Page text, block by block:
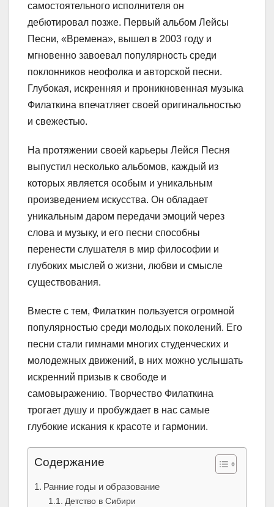
самостоятельного исполнителя он
дебютировал позже. Первый альбом Лейсы
Песни, «Времена», вышел в 2003 году и
мгновенно завоевал популярность среди
поклонников неофолка и авторской песни.
Глубокая, искренняя и проникновенная музыка
Филаткина впечатляет своей оригинальностью
и свежестью.
На протяжении своей карьеры Лейся Песня
выпустил несколько альбомов, каждый из
которых является особым и уникальным
произведением искусства. Он обладает
уникальным даром передачи эмоций через
слова и музыку, и его песни способны
перенести слушателя в мир философии и
глубоких мыслей о жизни, любви и смысле
существования.
Вместе с тем, Филаткин пользуется огромной
популярностью среди молодых поколений. Его
песни стали гимнами многих студенческих и
молодежных движений, в них можно услышать
искренний призыв к свободе и
самовыражению. Творчество Филаткина
трогает душу и пробуждает в нас самые
глубокие искания к красоте и гармонии.
Содержание
Ранние годы и образование
Детство в Сибири